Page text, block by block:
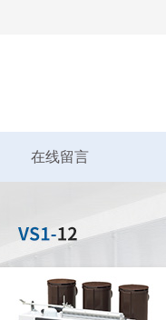
在线留言